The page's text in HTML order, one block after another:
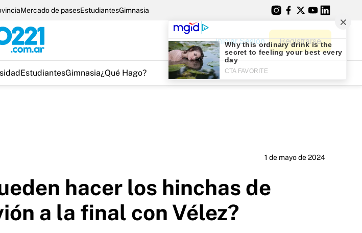
Mercado de pasesEstudiantesGimnasia
Iniciar Sesión Registrarse
EstudiantesGimnasia¿Qué Hago?
1 de mayo de 2024
hacer los hinchas de
a la final con Vélez?